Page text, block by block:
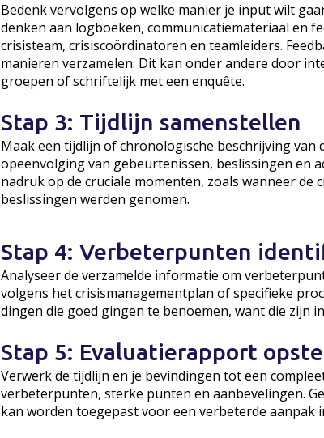
Bedenk vervolgens op welke manier je input wilt
denken aan logboeken, communicatiemateriaal en
crisisteam, crisiscoördinatoren en teamleiders.
manieren verzamelen. Dit kan onder andere door
groepen of schriftelijk met een enquête.
Stap 3: Tijdlijn samenstellen
Maak een tijdlijn of chronologische beschrijving van
opeenvolging van gebeurtenissen, beslissingen en
nadruk op de cruciale momenten, zoals wanneer de
beslissingen werden genomen.
Stap 4: Verbeterpunten
Analyseer de verzamelde informatie om
volgens het crisismanagementplan of specifieke
dingen die goed gingen te benoemen, want die zijn
Stap 5: Evaluatierapport
Verwerk de tijdlijn en je bevindingen tot een
verbeterpunten, sterke punten en aanbevelingen.
kan worden toegepast voor een verbeterde aanpak